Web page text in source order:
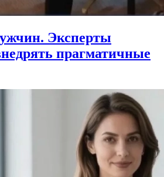
Эксперты
прагматичные